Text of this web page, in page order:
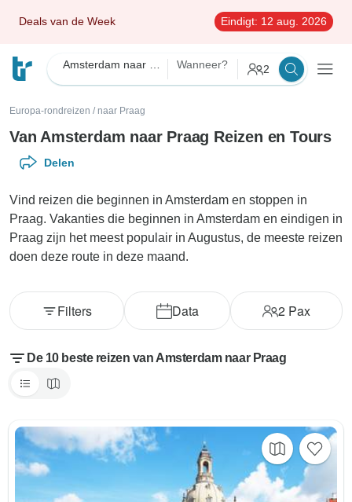
Deals van de Week Eindigt: 12 aug. 2026
Wanneer? 2
Europa-rondreizen / naar Praag
Van Amsterdam naar Praag Reizen en Tours
Delen
Vind reizen die beginnen in Amsterdam en stoppen in
Praag. Vakanties die beginnen in Amsterdam en eindigen in
Praag zijn het meest populair in Augustus, de meeste reizen
doen deze route in deze maand.
Data 2 Pax
Filters
De 10 beste reizen van Amsterdam naar Praag